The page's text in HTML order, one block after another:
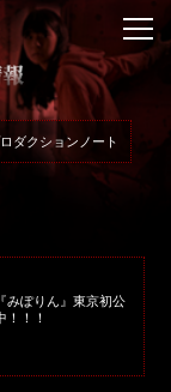
ダクションノート
みぽりん』東京初公
！！